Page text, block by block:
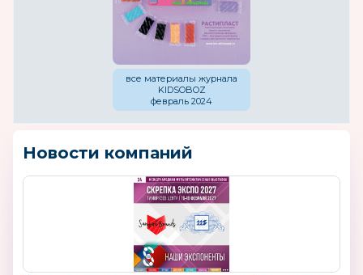
все материалы журнала
KIDSOBOZ
февраль 2024
Новости компаний